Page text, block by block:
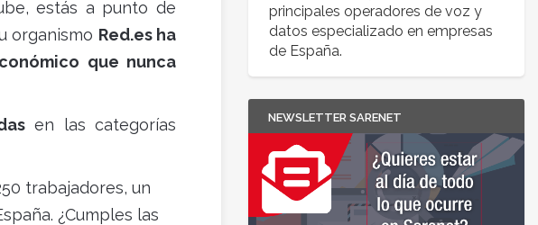
estás a punto de
organismo Red.es ha
que nunca
en las categorías
trabajadores, un
¿Cumples las
principales operadores de voz y
datos especializado en empresas
de España.
NEWSLETTER SARENET